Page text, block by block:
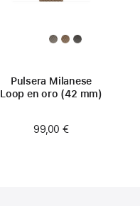
Pulsera Milanese
Loop en oro (42 mm)
99,00 €